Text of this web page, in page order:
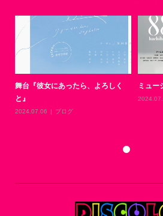
劇団BAKU第10回公演『拝啓、大切
な貴方へ。僕は明日旅立ち...